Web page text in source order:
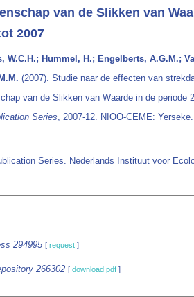
van de Slikken van
2007
W.C.H.; Hummel, H.; Engelberts, A.G.M.;
(2007). Studie naar de effecten van
van de Slikken van Waarde in de periode
Series, 2007-12. NIOO-CEME:
Series. Nederlands Instituut voor
294995 [ request ]
266302 [ download pdf ]